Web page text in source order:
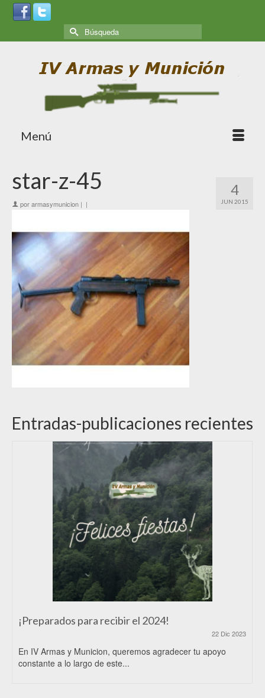
Menú
4
JUN 2015
star-z-45
porarmasymunicion | |
Entradas-publicaciones recientes
¡Preparados para recibir el 2024!
22 Dic 2023
En IV Armas y Municion, queremos agradecer tu apoyo
constante a lo largo de este...